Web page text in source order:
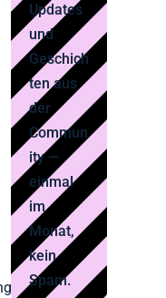
Updates
und
Geschich
ten aus
der
Commun
ity —
einmal
im
Monat,
kein
Spam.